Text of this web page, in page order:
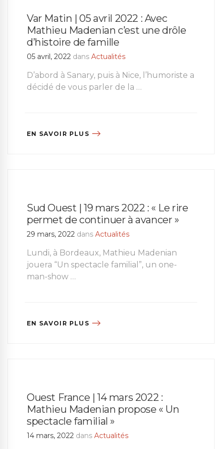
Var Matin | 05 avril 2022 : Avec
Mathieu Madenian c’est une drôle
d’histoire de famille
05 avril, 2022 dans Actualités
D’abord à Sanary, puis à Nice, l’humoriste a
décidé de vous parler de la …
EN SAVOIR PLUS
Sud Ouest | 19 mars 2022 : « Le rire
permet de continuer à avancer »
29 mars, 2022 dans Actualités
Lundi, à Bordeaux, Mathieu Madenian
jouera “Un spectacle familial”, un one-
man-show …
EN SAVOIR PLUS
Ouest France | 14 mars 2022 :
Mathieu Madenian propose « Un
spectacle familial »
14 mars, 2022 dans Actualités